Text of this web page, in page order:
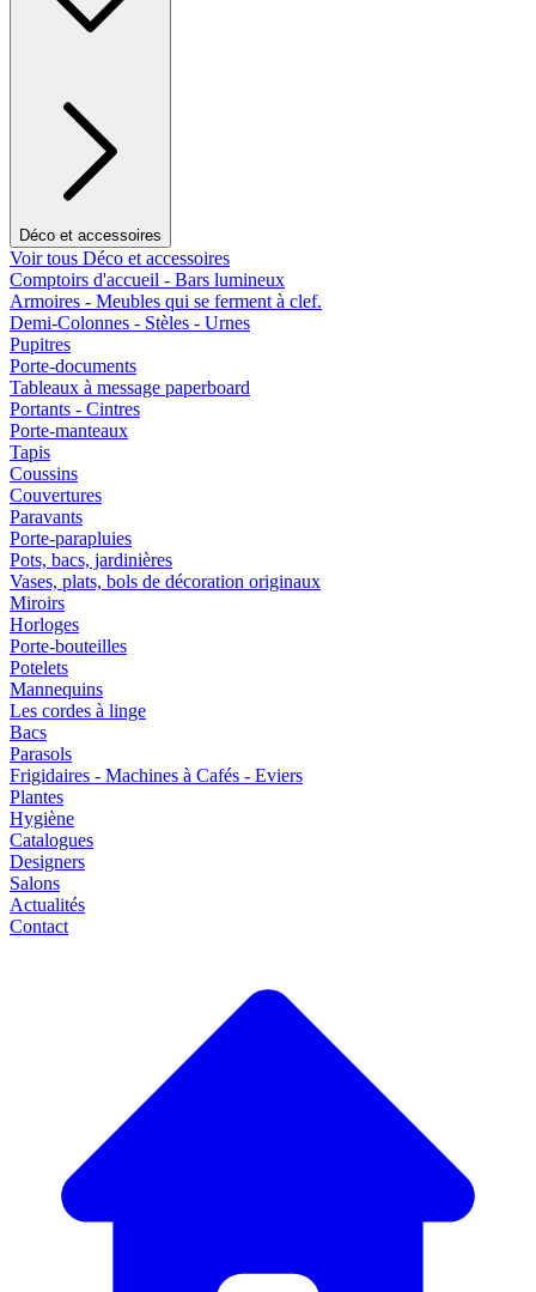
Déco et accessoires
Voir tous Déco et accessoires
Comptoirs d'accueil - Bars lumineux
Armoires - Meubles qui se ferment à clef.
Demi-Colonnes - Stèles - Urnes
Pupitres
Porte-documents
Tableaux à message paperboard
Portants - Cintres
Porte-manteaux
Tapis
Coussins
Couvertures
Paravants
Porte-parapluies
Pots, bacs, jardinières
Vases, plats, bols de décoration originaux
Miroirs
Horloges
Porte-bouteilles
Potelets
Mannequins
Les cordes à linge
Bacs
Parasols
Frigidaires - Machines à Cafés - Eviers
Plantes
Hygiène
Catalogues
Designers
Salons
Actualités
Contact